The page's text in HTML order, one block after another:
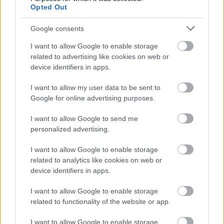
Opted Out
Google consents
I want to allow Google to enable storage
related to advertising like cookies on web or
device identifiers in apps.
I want to allow my user data to be sent to
Google for online advertising purposes.
I want to allow Google to send me
personalized advertising.
I want to allow Google to enable storage
related to analytics like cookies on web or
device identifiers in apps.
I want to allow Google to enable storage
related to functionality of the website or app.
I want to allow Google to enable storage
Az est vendége leszPiros Ildikó Kossuth- és Jászai